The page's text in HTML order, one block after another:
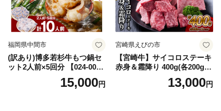
福岡県中間市
(訳あり)博多若杉牛もつ鍋セ
ット2人前×5回分 【024-002
15,000円
宮崎県えびの市
【宮崎牛】サイコロステーキ
赤身＆霜降り 400g(各200g×
１P 計2P) 真空パック 冷凍
13,000円